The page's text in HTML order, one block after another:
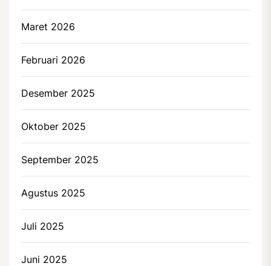
Maret 2026
Februari 2026
Desember 2025
Oktober 2025
September 2025
Agustus 2025
Juli 2025
Juni 2025